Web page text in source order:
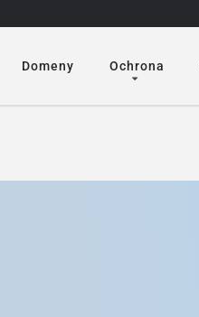
Domeny Ochrona